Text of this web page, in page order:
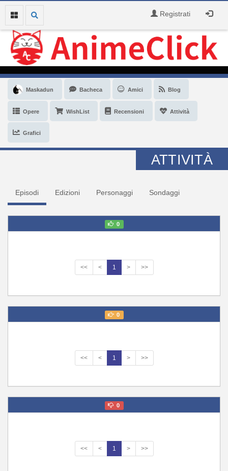
Registrati
Maskadun Bacheca Amici Blog
Opere WishList Recensioni Attività
Grafici
ATTIVITÀ
Episodi Edizioni Personaggi Sondaggi
0
<< < 1 > >>
0
<< < 1 > >>
0
<< < 1 > >>